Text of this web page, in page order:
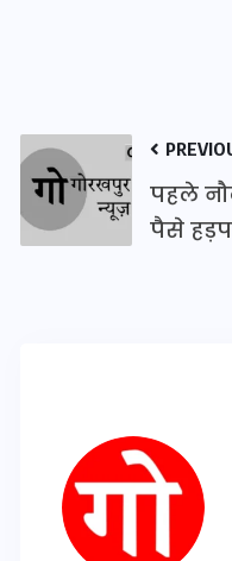
पहले
पैसे
इस
क्या
अगस्त से